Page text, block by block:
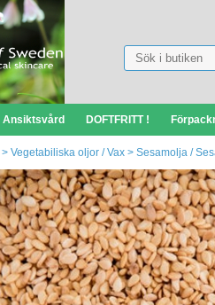
Ansiktsvård DOFTFRITT !
> Vegetabiliska oljor / Vax > Sesamolja /